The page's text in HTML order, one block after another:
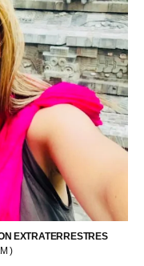
EXTRATERRESTRES
)